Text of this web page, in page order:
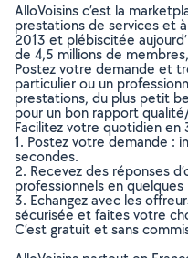
AlloVoisins c’est la
prestations de services et
2013 et plébiscitée
de 4,5 millions de
Postez votre demande et
particulier ou un
prestations, du plus petit
pour un bon rapport
Facilitez votre quotidien en
1. Postez votre demande :
secondes.
2. Recevez des réponses
professionnels en quelques
3. Echangez avec les
sécurisée et faites votre
C’est gratuit et sans